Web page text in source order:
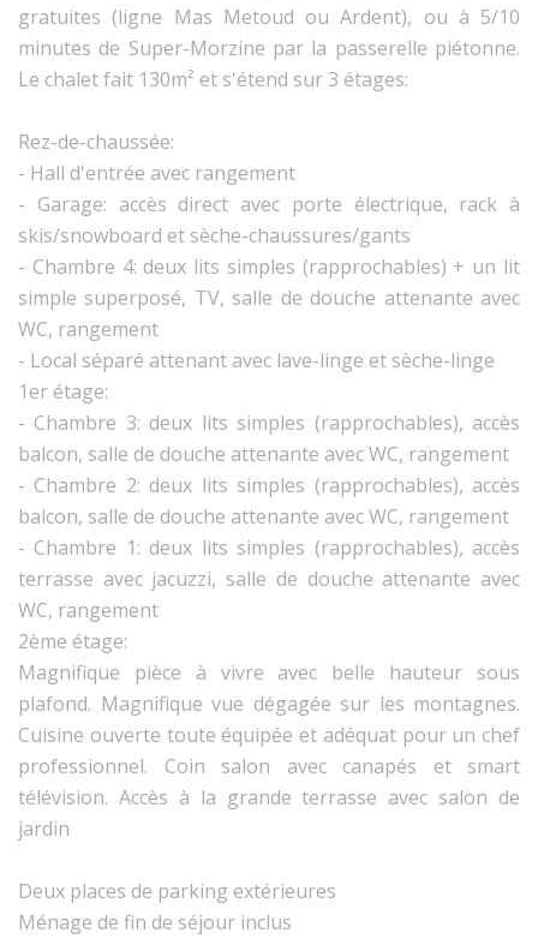
gratuites (ligne Mas Metoud ou Ardent), ou à 5/10
minutes de Super-Morzine par la passerelle piétonne.
Le chalet fait 130m² et s'étend sur 3 étages:
Rez-de-chaussée:
- Hall d'entrée avec rangement
- Garage: accès direct avec porte électrique, rack à
skis/snowboard et sèche-chaussures/gants
- Chambre 4: deux lits simples (rapprochables) + un lit
simple superposé, TV, salle de douche attenante avec
WC, rangement
- Local séparé attenant avec lave-linge et sèche-linge
1er étage:
- Chambre 3: deux lits simples (rapprochables), accès
balcon, salle de douche attenante avec WC, rangement
- Chambre 2: deux lits simples (rapprochables), accès
balcon, salle de douche attenante avec WC, rangement
- Chambre 1: deux lits simples (rapprochables), accès
terrasse avec jacuzzi, salle de douche attenante avec
WC, rangement
2ème étage:
Magnifique pièce à vivre avec belle hauteur sous
plafond. Magnifique vue dégagée sur les montagnes.
Cuisine ouverte toute équipée et adéquat pour un chef
professionnel. Coin salon avec canapés et smart
télévision. Accès à la grande terrasse avec salon de
jardin
Deux places de parking extérieures
Ménage de fin de séjour inclus